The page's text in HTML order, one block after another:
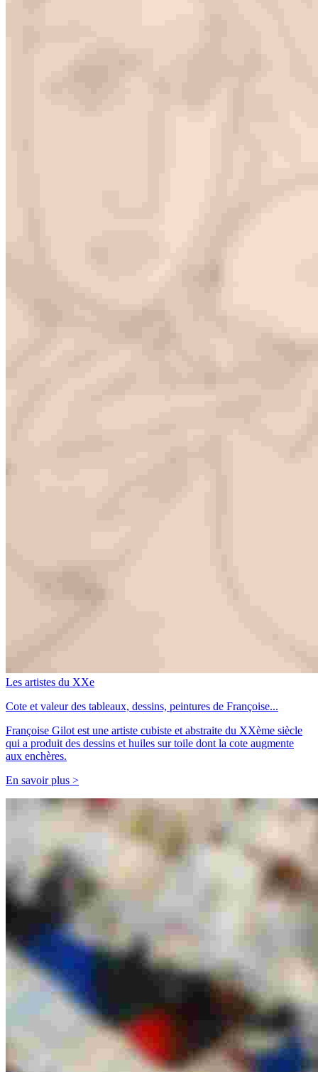
Les artistes du XXe
Cote et valeur des tableaux, dessins, peintures de Françoise...
Françoise Gilot est une artiste cubiste et abstraite du XXème siècle
qui a produit des dessins et huiles sur toile dont la cote augmente
aux enchères.
En savoir plus >